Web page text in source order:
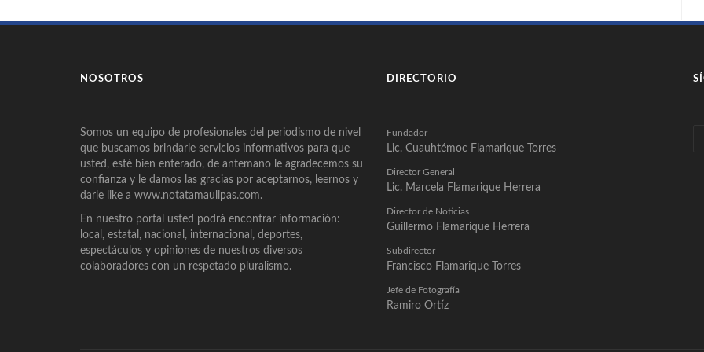
NOSOTROS
Somos un equipo de profesionales del periodismo de nivel
que buscamos brindarle servicios informativos para que
usted, esté bien enterado, de antemano le agradecemos su
confianza y le damos las gracias por aceptarnos, leernos y
darle like a www.notatamaulipas.com.
En nuestro portal usted podrá encontrar información:
local, estatal, nacional, internacional, deportes,
espectáculos y opiniones de nuestros diversos
colaboradores con un respetado pluralismo.
DIRECTORIO
Fundador
Lic. Cuauhtémoc Flamarique Torres
Director General
Lic. Marcela Flamarique Herrera
Director de Noticias
Guillermo Flamarique Herrera
Subdirector
Francisco Flamarique Torres
Jefe de Fotografía
Ramiro Ortíz